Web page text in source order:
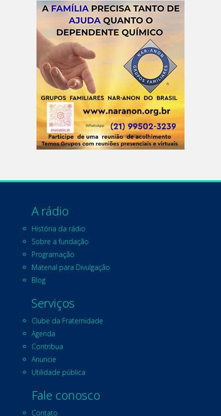
A rádio
História da rádio
Sobre a fundação
Programação
Material para Divulgação
Blog
Serviços
Clube da Fraternidade
Agenda
Contribua
Anuncie
Utilidade pública
Fale conosco
Contato